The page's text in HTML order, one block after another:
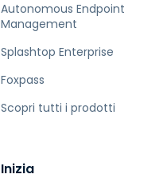
Autonomous Endpoint
Management
Splashtop Enterprise
Foxpass
Scopri tutti i prodotti
Inizia